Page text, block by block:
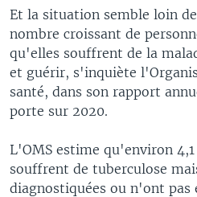
Et la situation semble loin
nombre croissant de
qu'elles souffrent de la
et guérir, s'inquiète
santé, dans son rapport
porte sur 2020.
L'OMS estime qu'environ
souffrent de tuberculose
diagnostiquées ou n'ont